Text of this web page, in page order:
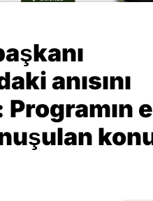
anısını
Programın